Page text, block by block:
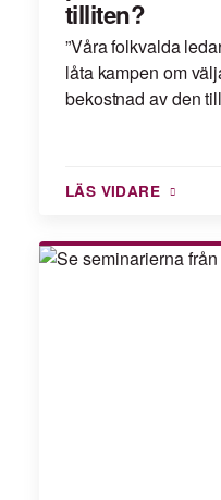
tilliten?
”Våra folkvalda
låta kampen om
bekostnad av den
LÄS VIDARE